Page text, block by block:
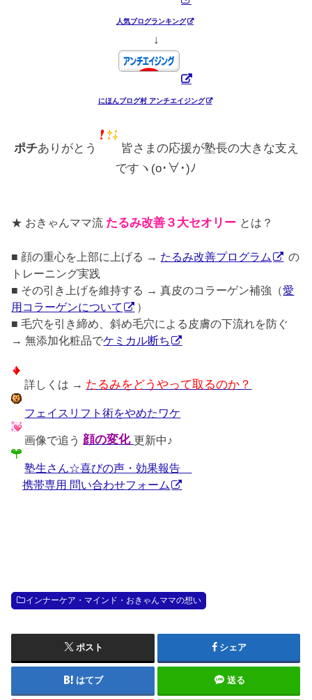
人気ブログランキング
↓
にほんブログ村 アンチエイジング
ポチありがとう
皆さまの応援が塾長の大きな支え
ですヽ(o･∀･)ﾉ
★ おきゃんママ流 たるみ改善３大セオリー とは？
■ 顔の重心を上部に上げる → たるみ改善プログラム
の
トレーニング実践
■ その引き上げを維持する → 真皮のコラーゲン補強（愛
用コラーゲンについて
）
■ 毛穴を引き締め、斜め毛穴による皮膚の下流れを防ぐ
→ 無添加化粧品でケミカル断ち
詳しくは → たるみをどうやって取るのか？
フェイスリフト術をやめたワケ
画像で追う 顔の変化更新中♪
塾生さん☆喜びの声・効果報告
携帯専用 問い合わせフォーム
インナーケア・マインド・おきゃんママの想い
ポスト シェア
はてブ 送る